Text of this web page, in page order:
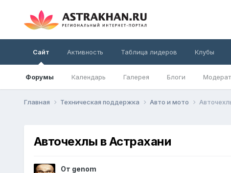
Сайт
Форумы Календарь Галерея Блоги
Активность Таблица лидеров Клубы
Главная Техническая поддержка Авто и мото
Авточехлы в Астрахани
От genom